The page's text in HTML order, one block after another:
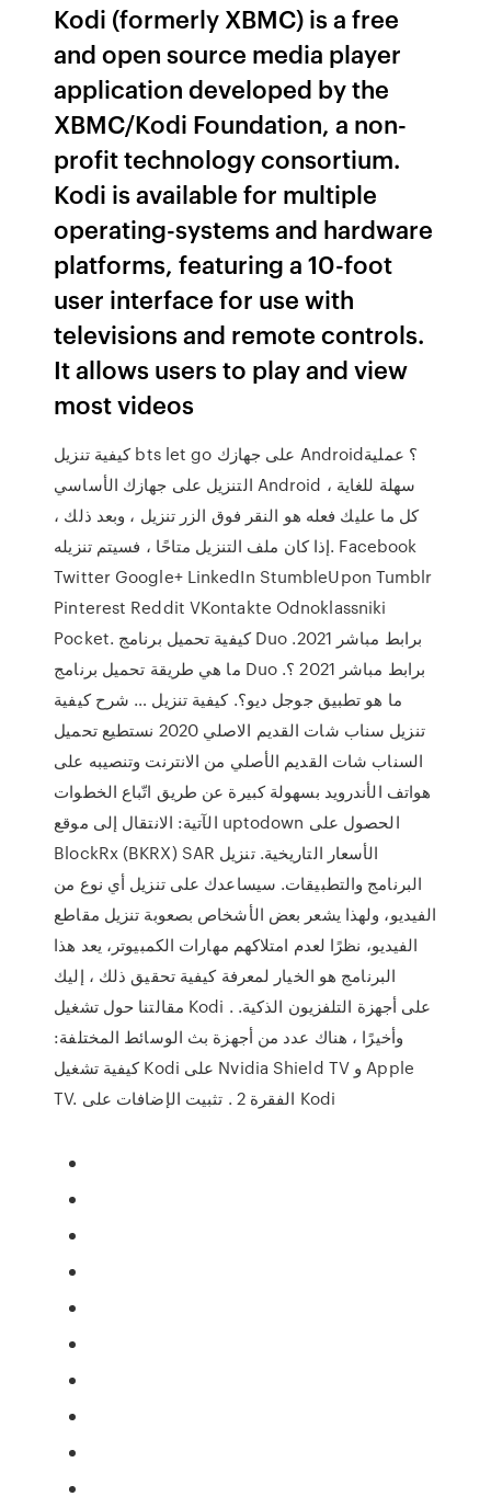
Kodi (formerly XBMC) is a free
and open source media player
application developed by the
XBMC/Kodi Foundation, a non-
profit technology consortium.
Kodi is available for multiple
operating-systems and hardware
platforms, featuring a 10-foot
user interface for use with
televisions and remote controls.
It allows users to play and view
most videos
كيفية تنزيل bts let go على جهازك Android؟ عملية
التنزيل على جهازك الأساسي Android سهلة للغاية ،
كل ما عليك فعله هو النقر فوق الزر تنزيل ، وبعد ذلك ،
إذا كان ملف التنزيل متاحًا ، فسيتم تنزيله. Facebook
Twitter Google+ LinkedIn ‏StumbleUpon ‏Tumblr
Pinterest ‏Reddit ‏VKontakte Odnoklassniki
Pocket. كيفية تحميل برنامج Duo برابط مباشر 2021.
ما هي طريقة تحميل برنامج Duo برابط مباشر 2021 ؟.
ما هو تطبيق جوجل ديو؟. كيفية تنزيل … شرح كيفية
تنزيل سناب شات القديم الاصلي 2020 نستطيع تحميل
السناب شات القديم الأصلي من الانترنت وتنصيبه على
هواتف الأندرويد بسهولة كبيرة عن طريق اتّباع الخطوات
الآتية: الانتقال إلى موقع uptodown الحصول على
BlockRx (BKRX) SAR الأسعار التاريخية. تنزيل
البرنامج والتطبيقات. سيساعدك على تنزيل أي نوع من
الفيديو، ولهذا يشعر بعض الأشخاص بصعوبة تنزيل مقاطع
الفيديو، نظرًا لعدم امتلاكهم مهارات الكمبيوتر، يعد هذا
البرنامج هو الخيار لمعرفة كيفية تحقيق ذلك ، إليك
مقالتنا حول تشغيل Kodi على أجهزة التلفزيون الذكية. .
وأخيرًا ، هناك عدد من أجهزة بث الوسائط المختلفة:
كيفية تشغيل Kodi على Nvidia Shield TV و Apple
TV. الفقرة 2 . تثبيت الإضافات على Kodi